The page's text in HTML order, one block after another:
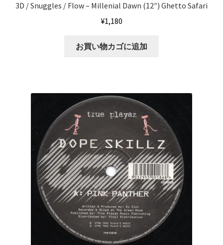
3D / Snuggles / Flow – Millenial Dawn (12″) Ghetto Safari
¥1,180
お買い物カゴに追加